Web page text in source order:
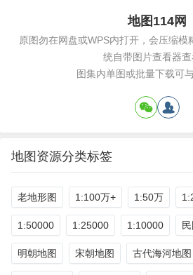
地图114网
原图勿在网盘或WPS内打开，会压缩模
统自带图片查看器查
图集内单图或批量下载可
地图资源分类标签
老地形图 1:100万+ 1:50万
1:50000 1:25000 1:10000
明朝地图 宋朝地图 古代海河地图